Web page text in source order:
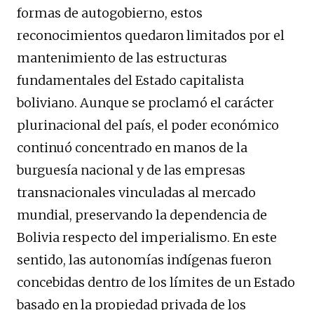
formas de autogobierno, estos
reconocimientos quedaron limitados por el
mantenimiento de las estructuras
fundamentales del Estado capitalista
boliviano. Aunque se proclamó el carácter
plurinacional del país, el poder económico
continuó concentrado en manos de la
burguesía nacional y de las empresas
transnacionales vinculadas al mercado
mundial, preservando la dependencia de
Bolivia respecto del imperialismo. En este
sentido, las autonomías indígenas fueron
concebidas dentro de los límites de un Estado
basado en la propiedad privada de los